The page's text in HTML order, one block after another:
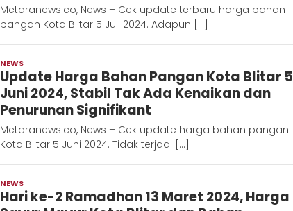
Metaranews.co, News – Cek update terbaru harga bahan
pangan Kota Blitar 5 Juli 2024. Adapun […]
NEWS
D
Update Harga Bahan Pangan Kota Blitar 5
Juni 2024, Stabil Tak Ada Kenaikan dan
Penurunan Signifikant
Metaranews.co, News – Cek update harga bahan pangan
Kota Blitar 5 Juni 2024. Tidak terjadi […]
NEWS
D
Hari ke-2 Ramadhan 13 Maret 2024, Harga